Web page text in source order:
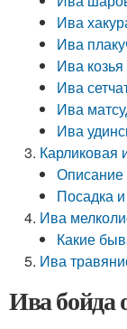
Ива
Ива
Ива козья
Ива
Ива
Ива
Карликовая
Описание
Посадка
Ива
Какие
Ива
Ива бойда